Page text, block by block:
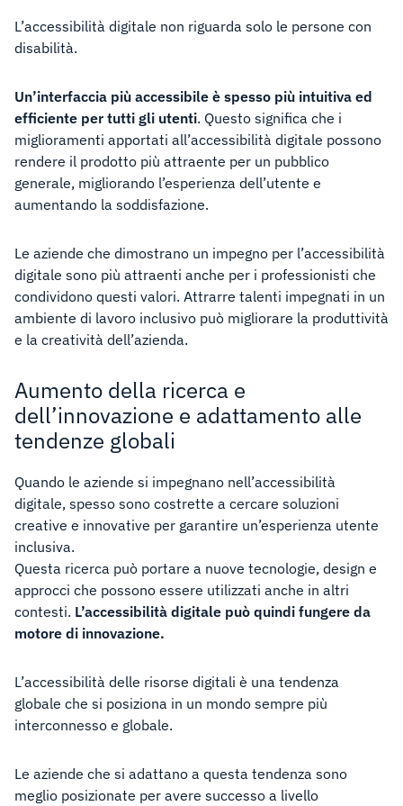
L’accessibilità digitale non riguarda solo le persone con
disabilità.
Un’interfaccia più accessibile è spesso più intuitiva ed
efficiente per tutti gli utenti. Questo significa che i
miglioramenti apportati all’accessibilità digitale possono
rendere il prodotto più attraente per un pubblico
generale, migliorando l’esperienza dell’utente e
aumentando la soddisfazione.
Le aziende che dimostrano un impegno per l’accessibilità
digitale sono più attraenti anche per i professionisti che
condividono questi valori. Attrarre talenti impegnati in un
ambiente di lavoro inclusivo può migliorare la produttività
e la creatività dell’azienda.
Aumento della ricerca e
dell’innovazione e adattamento alle
tendenze globali
Quando le aziende si impegnano nell’accessibilità
digitale, spesso sono costrette a cercare soluzioni
creative e innovative per garantire un’esperienza utente
inclusiva.
Questa ricerca può portare a nuove tecnologie, design e
approcci che possono essere utilizzati anche in altri
contesti. L’accessibilità digitale può quindi fungere da
motore di innovazione.
L’accessibilità delle risorse digitali è una tendenza
globale che si posiziona in un mondo sempre più
interconnesso e globale.
Le aziende che si adattano a questa tendenza sono
meglio posizionate per avere successo a livello